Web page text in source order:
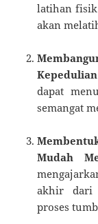
latihan
akan
dapat
semangat
Mudah
akhir dari
proses